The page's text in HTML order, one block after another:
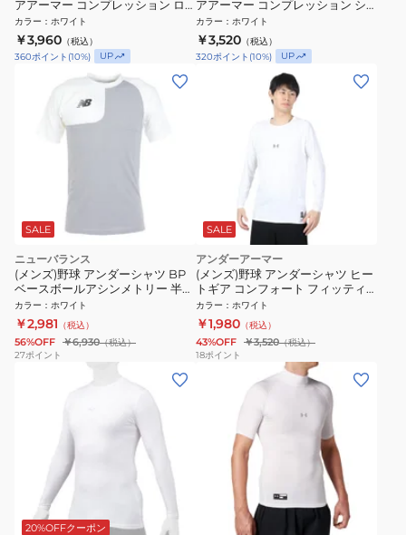
アアーマー コンプレッション ロ
ングスリーブ クルー 1358646
100 速乾
カラー ： ホワイト
￥3,960 （税込）
360ポイント (10%) UP
アアーマー コンプレッション シ
ョートスリーブ クルー 1358643
100 速乾
カラー ： ホワイト
￥3,520 （税込）
320ポイント (10%) UP
SALE
ニューバランス
(メンズ)野球 アンダーシャツ BP
ベースボールアシンメトリー 半袖
Tシャツ 右投げ用 MT41704RWT
速乾
カラー ： ホワイト
￥2,981 （税込）
56%OFF ￥6,930（税込）
27ポイント
SALE
アンダーアーマー
(メンズ)野球 アンダーシャツ ヒー
トギア コンフォート フィッティ
ド ロングスリーブクルーネックシ
ャツ 1384731 100 速乾
カラー ： ホワイト
￥1,980 （税込）
43%OFF ￥3,520（税込）
18ポイント
20%OFFクーポン